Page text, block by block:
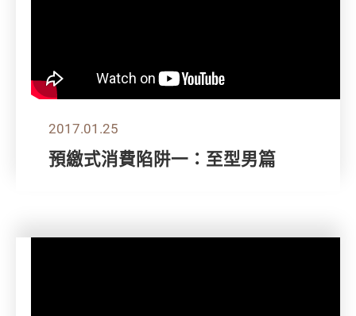
2017.01.25
預繳式消費陷阱一：至型男篇